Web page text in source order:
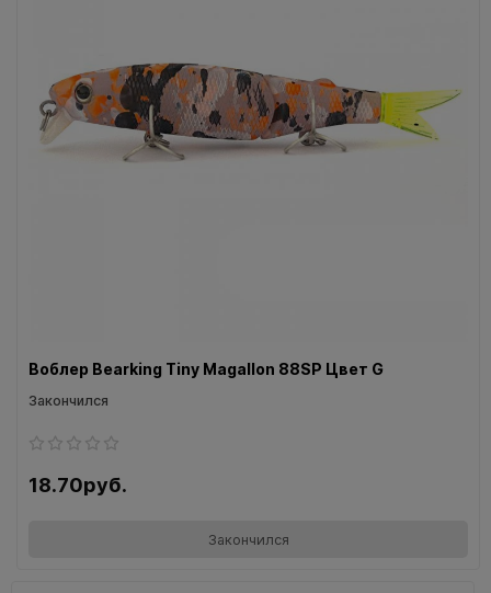
Воблер Bearking Tiny Magallon 88SP Цвет G
Закончился
18.70руб.
Закончился